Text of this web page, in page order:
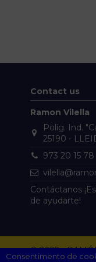
Contact us
Ramon Vilella
Políg. Ind.
25190 -
973 20 15 78
Contáctanos
de ayudarte!
© 2022 -
Consentimento de